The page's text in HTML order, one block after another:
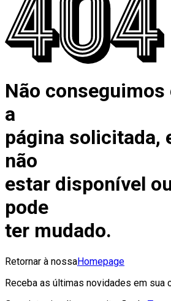
Não
a
página solicitada,
não
estar disponível
pode
ter mudado.
Retornar à nossaHomepage
Receba as últimas novidades em sua